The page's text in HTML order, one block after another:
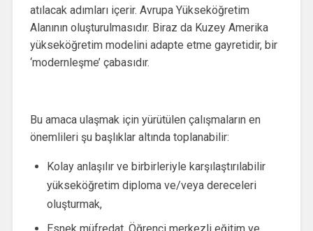
atılacak adımları içerir. Avrupa Yükseköğretim
Alanının oluşturulmasıdır. Biraz da Kuzey Amerika
yükseköğretim modelini adapte etme gayretidir, bir
‘modernleşme’ çabasıdır.
Bu amaca ulaşmak için yürütülen çalışmaların en
önemlileri şu başlıklar altında toplanabilir:
Kolay anlaşılır ve birbirleriyle karşılaştırılabilir
yükseköğretim diploma ve/veya dereceleri
oluşturmak,